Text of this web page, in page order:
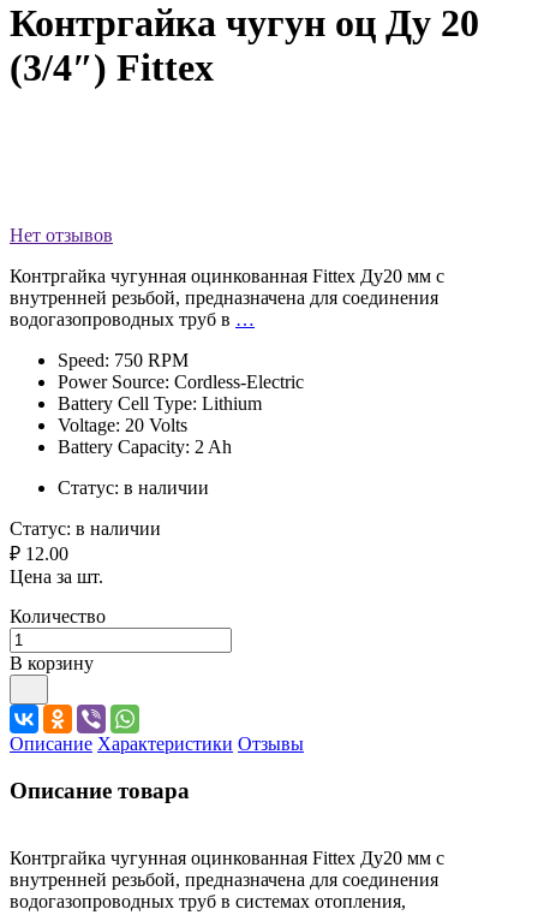
Контргайка чугун оц Ду 20
(3/4″) Fittex
Нет отзывов
Контргайка чугунная оцинкованная Fittex Ду20 мм с
внутренней резьбой, предназначена для соединения
водогазопроводных труб в …
Speed: 750 RPM
Power Source: Cordless-Electric
Battery Cell Type: Lithium
Voltage: 20 Volts
Battery Capacity: 2 Ah
Статус: в наличии
Статус: в наличии
₽ 12.00
Цена за шт.
Количество
В корзину
Описание Характеристики Отзывы
Описание товара
Контргайка чугунная оцинкованная Fittex Ду20 мм с
внутренней резьбой, предназначена для соединения
водогазопроводных труб в системах отопления,